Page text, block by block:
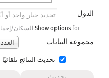
الدول
Show options for السكان/إجمالي الناتج المحلي
مجموعة البيانات العدد
تحديث النتائج تلقائيًا